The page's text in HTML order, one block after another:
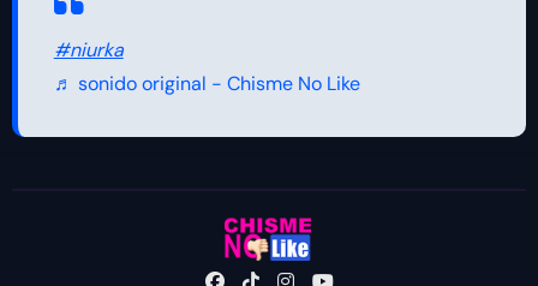
#niurka
♬ sonido original - Chisme No Like